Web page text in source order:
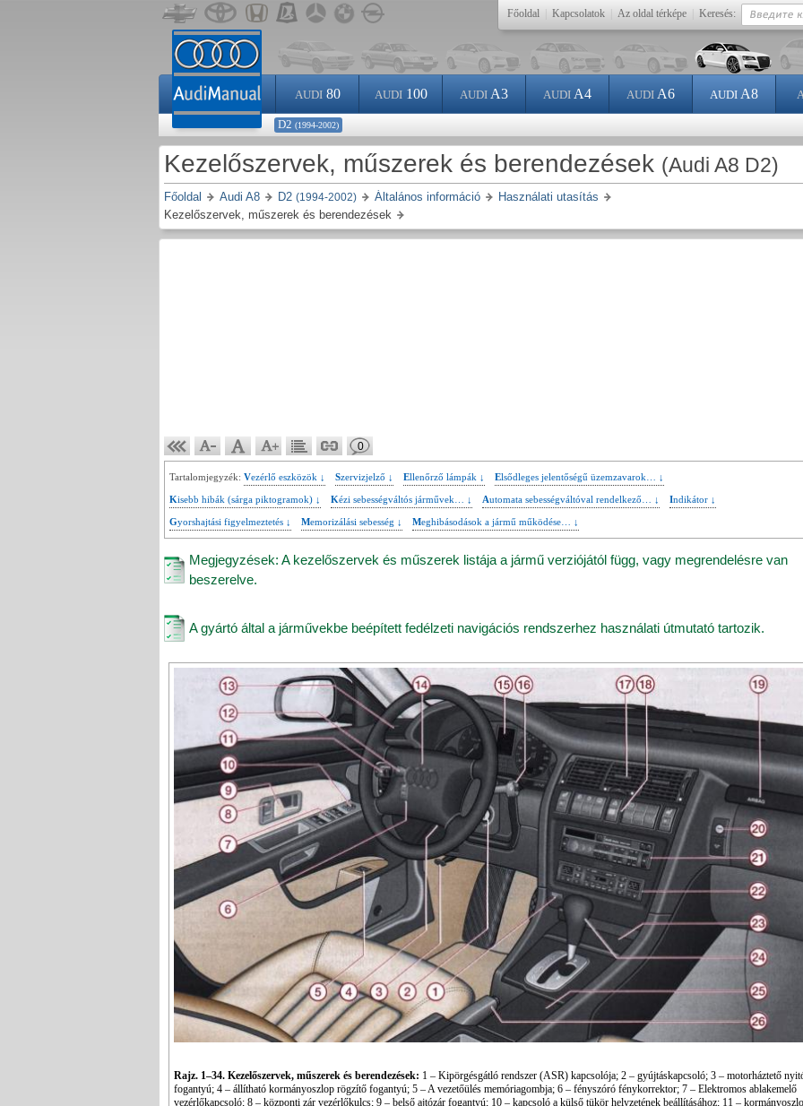
Főoldal Kapcsolatok Az oldal térképe Keresés:
AUDI80 AUDI100 AUDI A3 AUDI A4 AUDI A6 AUDI A8
D2 (1994-2002)
Kezelőszervek, műszerek és berendezések (Audi A8 D2)
Főoldal Audi A8 D2 (1994-2002) Általános információ
Használati utasítás
Kezelőszervek, műszerek és berendezések
0
Tartalomjegyzék: Vezérlő eszközök ↓ Szervizjelző ↓ Ellenőrző lámpák ↓ Elsődleges jelentőségű üzemzavarok… ↓
Kisebb hibák (sárga piktogramok) ↓ Kézi sebességváltós járművek… ↓ Automata sebességváltóval rendelkező… ↓ Indikátor ↓
Gyorshajtási figyelmeztetés ↓ Memorizálási sebesség ↓ Meghibásodások a jármű működése… ↓
Megjegyzések: A kezelőszervek és műszerek listája a jármű verziójától függ, vagy megrendelésre van
beszerelve.
A gyártó által a járművekbe beépített fedélzeti navigációs rendszerhez használati útmutató tartozik.
Rajz. 1–34. Kezelőszervek, műszerek és berendezések: 1 – Kipörgésgátló rendszer (ASR) kapcsolója; 2 – gyújtáskapcsoló; 3 – motorháztető
fogantyú; 4 – állítható kormányoszlop rögzítő fogantyú; 5 – A vezetőülés memóriagombja; 6 – fényszóró fénykorrektor; 7 – Elektromos ablakemelő
vezérlőkapcsoló; 8 – központi zár vezérlőkulcs; 9 – belső ajtózár fogantyú; 10 – kapcsoló a külső tükör helyzetének beállításához; 11 –